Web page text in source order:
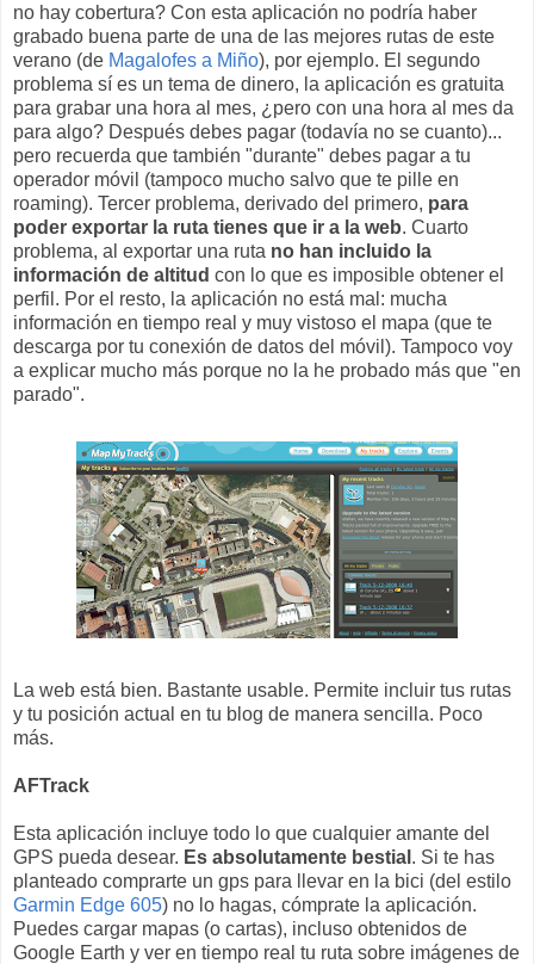
no hay cobertura? Con esta aplicación no podría haber
grabado buena parte de una de las mejores rutas de este
verano (de Magalofes a Miño), por ejemplo. El segundo
problema sí es un tema de dinero, la aplicación es gratuita
para grabar una hora al mes, ¿pero con una hora al mes da
para algo? Después debes pagar (todavía no se cuanto)...
pero recuerda que también "durante" debes pagar a tu
operador móvil (tampoco mucho salvo que te pille en
roaming). Tercer problema, derivado del primero, para
poder exportar la ruta tienes que ir a la web. Cuarto
problema, al exportar una ruta no han incluido la
información de altitud con lo que es imposible obtener el
perfil. Por el resto, la aplicación no está mal: mucha
información en tiempo real y muy vistoso el mapa (que te
descarga por tu conexión de datos del móvil). Tampoco voy
a explicar mucho más porque no la he probado más que "en
parado".
La web está bien. Bastante usable. Permite incluir tus rutas
y tu posición actual en tu blog de manera sencilla. Poco
más.
AFTrack
Esta aplicación incluye todo lo que cualquier amante del
GPS pueda desear. Es absolutamente bestial . Si te has
planteado comprarte un gps para llevar en la bici (del estilo
Garmin Edge 605) no lo hagas, cómprate la aplicación.
Puedes cargar mapas (o cartas), incluso obtenidos de
Google Earth y ver en tiempo real tu ruta sobre imágenes de